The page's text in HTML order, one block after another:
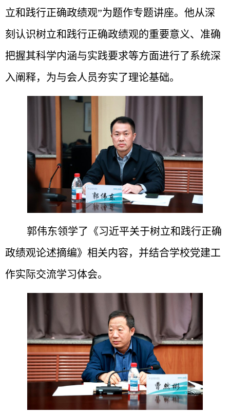
立和践行正确政绩观”为题作专题讲座。他从深
刻认识树立和践行正确政绩观的重要意义、准确
把握其科学内涵与实践要求等方面进行了系统深
入阐释，为与会人员夯实了理论基础。
郭伟东领学了《习近平关于树立和践行正确
政绩观论述摘编》相关内容，并结合学校党建工
作实际交流学习体会。